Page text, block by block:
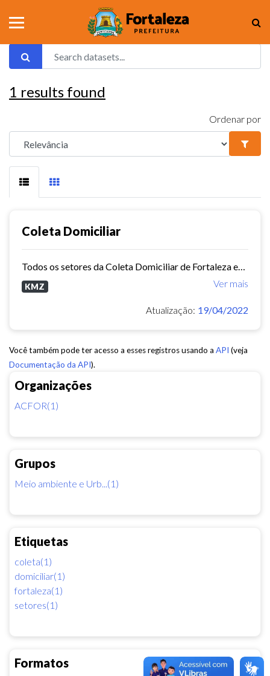
Organizações
ACFOR(1)
Grupos
Meio ambiente e Urb...(1)
Etiquetas
coleta(1)
domiciliar(1)
fortaleza(1)
setores(1)
Formatos
1 results found
Ordenar por
Coleta Domiciliar
Ver mais
KMZ
Atualização: 19/04/2022
Você também pode ter acesso a esses registros usando a API (veja
Documentação da API).